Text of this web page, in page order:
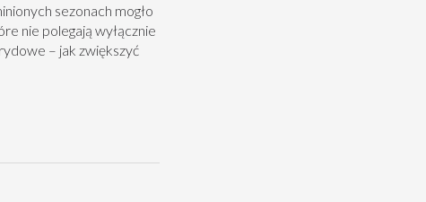
sezonach mogło
nie polegają wyłącznie
– jak zwiększyć